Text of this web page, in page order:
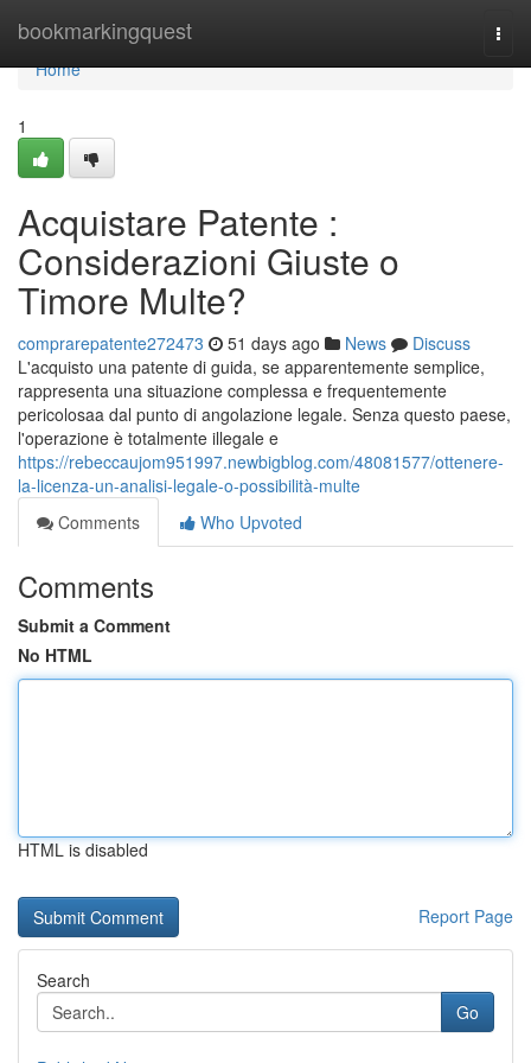
bookmarkingquest
Home
Home
1
Acquistare Patente :
Considerazioni Giuste o
Timore Multe?
comprarepatente272473 51 days ago News
Discuss
L'acquisto una patente di guida, se apparentemente semplice,
rappresenta una situazione complessa e frequentemente
pericolosaa dal punto di angolazione legale. Senza questo paese,
l'operazione è totalmente illegale e
https://rebeccaujom951997.newbigblog.com/48081577/ottenere-
la-licenza-un-analisi-legale-o-possibilità-multe
Comments
Who Upvoted
Comments
Submit a Comment
No HTML
HTML is disabled
Report Page
Search
Go